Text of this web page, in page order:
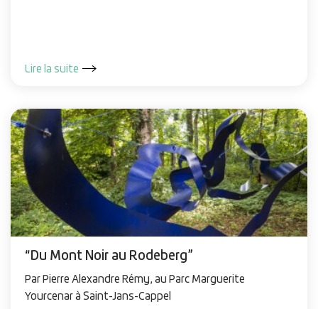
Lire la suite
“Du Mont Noir au Rodeberg”
Par Pierre Alexandre Rémy, au Parc Marguerite
Yourcenar à Saint-Jans-Cappel